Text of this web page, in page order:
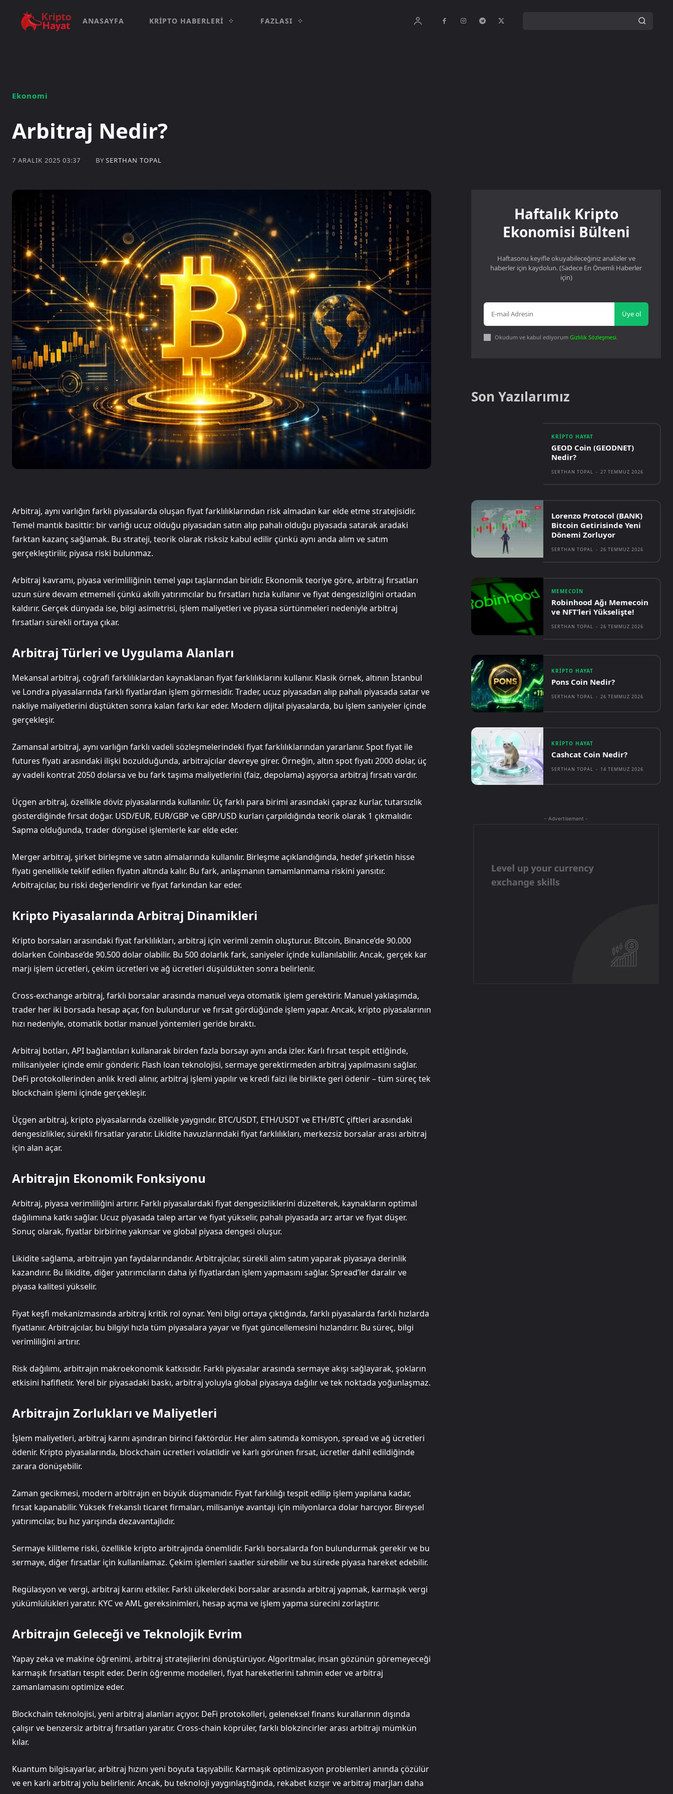
ANASAYFA KRIPTO HABERLERI FAZLASI
Ekonomi
Arbitraj Nedir?
7 ARALIK 2025 03:37 BY SERTHAN TOPAL
Arbitraj, aynı varlığın farklı piyasalarda oluşan fiyat farklılıklarından risk almadan kar elde etme stratejisidir.
Temel mantık basittir: bir varlığı ucuz olduğu piyasadan satın alıp pahalı olduğu piyasada satarak aradaki
farktan kazanç sağlamak. Bu strateji, teorik olarak risksiz kabul edilir çünkü aynı anda alım ve satım
gerçekleştirilir, piyasa riski bulunmaz.
Arbitraj kavramı, piyasa verimliliğinin temel yapı taşlarından biridir. Ekonomik teoriye göre, arbitraj fırsatları
uzun süre devam etmemeli çünkü akıllı yatırımcılar bu fırsatları hızla kullanır ve fiyat dengesizliğini ortadan
kaldırır. Gerçek dünyada ise, bilgi asimetrisi, işlem maliyetleri ve piyasa sürtünmeleri nedeniyle arbitraj
fırsatları sürekli ortaya çıkar.
Arbitraj Türleri ve Uygulama Alanları
Mekansal arbitraj, coğrafi farklılıklardan kaynaklanan fiyat farklılıklarını kullanır. Klasik örnek, altının İstanbul
ve Londra piyasalarında farklı fiyatlardan işlem görmesidir. Trader, ucuz piyasadan alıp pahalı piyasada satar ve
nakliye maliyetlerini düştükten sonra kalan farkı kar eder. Modern dijital piyasalarda, bu işlem saniyeler içinde
gerçekleşir.
Zamansal arbitraj, aynı varlığın farklı vadeli sözleşmelerindeki fiyat farklılıklarından yararlanır. Spot fiyat ile
futures fiyatı arasındaki ilişki bozulduğunda, arbitrajcılar devreye girer. Örneğin, altın spot fiyatı 2000 dolar, üç
ay vadeli kontrat 2050 dolarsa ve bu fark taşıma maliyetlerini (faiz, depolama) aşıyorsa arbitraj fırsatı vardır.
Üçgen arbitraj, özellikle döviz piyasalarında kullanılır. Üç farklı para birimi arasındaki çapraz kurlar, tutarsızlık
gösterdiğinde fırsat doğar. USD/EUR, EUR/GBP ve GBP/USD kurları çarpıldığında teorik olarak 1 çıkmalıdır.
Sapma olduğunda, trader döngüsel işlemlerle kar elde eder.
Merger arbitraj, şirket birleşme ve satın almalarında kullanılır. Birleşme açıklandığında, hedef şirketin hisse
fiyatı genellikle teklif edilen fiyatın altında kalır. Bu fark, anlaşmanın tamamlanmama riskini yansıtır.
Arbitrajcılar, bu riski değerlendirir ve fiyat farkından kar eder.
Kripto Piyasalarında Arbitraj Dinamikleri
Kripto borsaları arasındaki fiyat farklılıkları, arbitraj için verimli zemin oluşturur. Bitcoin, Binance’de 90.000
dolarken Coinbase’de 90.500 dolar olabilir. Bu 500 dolarlık fark, saniyeler içinde kullanılabilir. Ancak, gerçek kar
marjı işlem ücretleri, çekim ücretleri ve ağ ücretleri düşüldükten sonra belirlenir.
Cross-exchange arbitraj, farklı borsalar arasında manuel veya otomatik işlem gerektirir. Manuel yaklaşımda,
trader her iki borsada hesap açar, fon bulundurur ve fırsat gördüğünde işlem yapar. Ancak, kripto piyasalarının
hızı nedeniyle, otomatik botlar manuel yöntemleri geride bıraktı.
Arbitraj botları, API bağlantıları kullanarak birden fazla borsayı aynı anda izler. Karlı fırsat tespit ettiğinde,
milisaniyeler içinde emir gönderir. Flash loan teknolojisi, sermaye gerektirmeden arbitraj yapılmasını sağlar.
DeFi protokollerinden anlık kredi alınır, arbitraj işlemi yapılır ve kredi faizi ile birlikte geri ödenir – tüm süreç tek
blockchain işlemi içinde gerçekleşir.
Üçgen arbitraj, kripto piyasalarında özellikle yaygındır. BTC/USDT, ETH/USDT ve ETH/BTC çiftleri arasındaki
dengesizlikler, sürekli fırsatlar yaratır. Likidite havuzlarındaki fiyat farklılıkları, merkezsiz borsalar arası arbitraj
için alan açar.
Arbitrajın Ekonomik Fonksiyonu
Arbitraj, piyasa verimliliğini artırır. Farklı piyasalardaki fiyat dengesizliklerini düzelterek, kaynakların optimal
dağılımına katkı sağlar. Ucuz piyasada talep artar ve fiyat yükselir, pahalı piyasada arz artar ve fiyat düşer.
Sonuç olarak, fiyatlar birbirine yakınsar ve global piyasa dengesi oluşur.
Likidite sağlama, arbitrajın yan faydalarındandır. Arbitrajcılar, sürekli alım satım yaparak piyasaya derinlik
kazandırır. Bu likidite, diğer yatırımcıların daha iyi fiyatlardan işlem yapmasını sağlar. Spread’ler daralır ve
piyasa kalitesi yükselir.
Fiyat keşfi mekanizmasında arbitraj kritik rol oynar. Yeni bilgi ortaya çıktığında, farklı piyasalarda farklı hızlarda
fiyatlanır. Arbitrajcılar, bu bilgiyi hızla tüm piyasalara yayar ve fiyat güncellemesini hızlandırır. Bu süreç, bilgi
verimliliğini artırır.
Risk dağılımı, arbitrajın makroekonomik katkısıdır. Farklı piyasalar arasında sermaye akışı sağlayarak, şokların
etkisini hafifletir. Yerel bir piyasadaki baskı, arbitraj yoluyla global piyasaya dağılır ve tek noktada yoğunlaşmaz.
Arbitrajın Zorlukları ve Maliyetleri
İşlem maliyetleri, arbitraj karını aşındıran birinci faktördür. Her alım satımda komisyon, spread ve ağ ücretleri
ödenir. Kripto piyasalarında, blockchain ücretleri volatildir ve karlı görünen fırsat, ücretler dahil edildiğinde
zarara dönüşebilir.
Zaman gecikmesi, modern arbitrajın en büyük düşmanıdır. Fiyat farklılığı tespit edilip işlem yapılana kadar,
fırsat kapanabilir. Yüksek frekanslı ticaret firmaları, milisaniye avantajı için milyonlarca dolar harcıyor. Bireysel
yatırımcılar, bu hız yarışında dezavantajlıdır.
Sermaye kilitleme riski, özellikle kripto arbitrajında önemlidir. Farklı borsalarda fon bulundurmak gerekir ve bu
sermaye, diğer fırsatlar için kullanılamaz. Çekim işlemleri saatler sürebilir ve bu sürede piyasa hareket edebilir.
Regülasyon ve vergi, arbitraj karını etkiler. Farklı ülkelerdeki borsalar arasında arbitraj yapmak, karmaşık vergi
yükümlülükleri yaratır. KYC ve AML gereksinimleri, hesap açma ve işlem yapma sürecini zorlaştırır.
Arbitrajın Geleceği ve Teknolojik Evrim
Yapay zeka ve makine öğrenimi, arbitraj stratejilerini dönüştürüyor. Algoritmalar, insan gözünün göremeyeceği
karmaşık fırsatları tespit eder. Derin öğrenme modelleri, fiyat hareketlerini tahmin eder ve arbitraj
zamanlamasını optimize eder.
Blockchain teknolojisi, yeni arbitraj alanları açıyor. DeFi protokolleri, geleneksel finans kurallarının dışında
çalışır ve benzersiz arbitraj fırsatları yaratır. Cross-chain köprüler, farklı blokzincirler arası arbitrajı mümkün
kılar.
Kuantum bilgisayarlar, arbitraj hızını yeni boyuta taşıyabilir. Karmaşık optimizasyon problemleri anında çözülür
ve en karlı arbitraj yolu belirlenir. Ancak, bu teknoloji yaygınlaştığında, rekabet kızışır ve arbitraj marjları daha
Haftalık Kripto
Ekonomisi Bülteni
Haftasonu keyifle okuyabileceğiniz analizler ve
haberler için kaydolun. (Sadece En Önemli Haberler
için)
Üye ol
Okudum ve kabul ediyorumGizlilik Sözleşmesi.
Son Yazılarımız
KRIPTO HAYAT
GEOD Coin (GEODNET)
Nedir?
SERTHAN TOPAL - 27 TEMMUZ 2026
Lorenzo Protocol (BANK)
Bitcoin Getirisinde Yeni
Dönemi Zorluyor
SERTHAN TOPAL - 26 TEMMUZ 2026
MEMECOIN
Robinhood Ağı Memecoin
ve NFT’leri Yükselişte!
SERTHAN TOPAL - 26 TEMMUZ 2026
KRIPTO HAYAT
Pons Coin Nedir?
SERTHAN TOPAL - 26 TEMMUZ 2026
KRIPTO HAYAT
Cashcat Coin Nedir?
SERTHAN TOPAL - 14 TEMMUZ 2026
- Advertisement -